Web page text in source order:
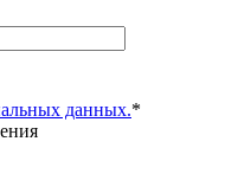
данных.*